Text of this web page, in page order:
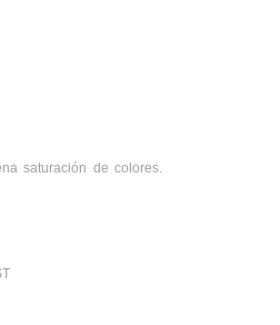
saturación de colores.